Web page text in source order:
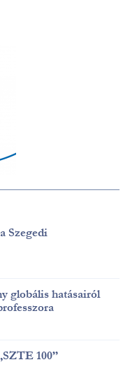
Szegedi
globális hatásairól
100”